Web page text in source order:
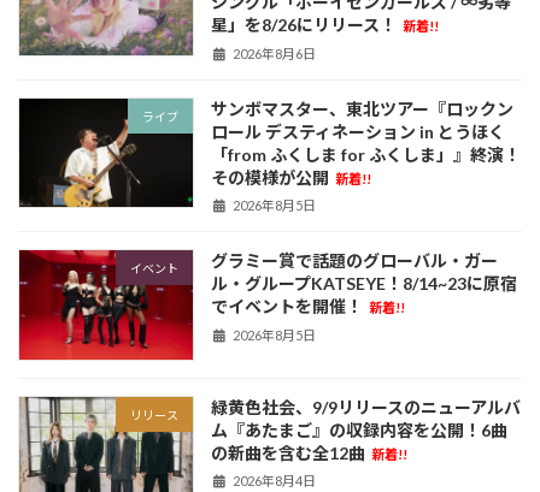
星」を8/26にリリース！
新着!!
2026年8月6日
ライブ
サンボマスター、東北ツアー『ロックン
ロール デスティネーション in とうほく
「from ふくしま for ふくしま」』終演！
その模様が公開 新着!!
2026年8月5日
イベント
グラミー賞で話題のグローバル・ガー
ル・グループKATSEYE！8/14~23に原宿
でイベントを開催！
新着!!
2026年8月5日
リリース
緑黄色社会、9/9リリースのニューアルバ
ム『あたまご』の収録内容を公開！6曲
の新曲を含む全12曲 新着!!
2026年8月4日